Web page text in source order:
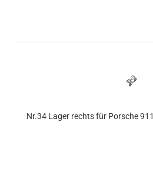
Nr.34 Lager rechts für Porsche 911